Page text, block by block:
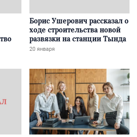
Борис Ушерович рассказал о
ходе строительства новой
развязки на станции Тында
20 января